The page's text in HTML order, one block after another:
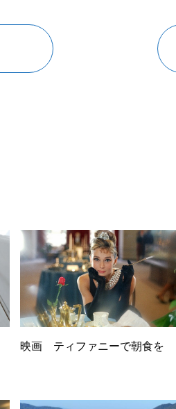
映画 ティファニーで朝食を